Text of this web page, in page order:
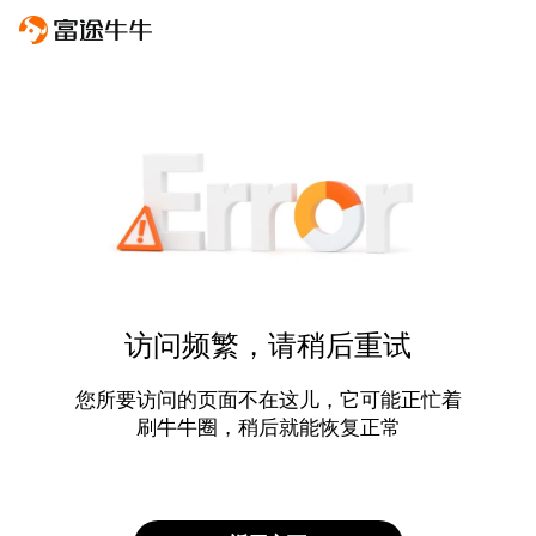
访问频繁，请稍后重试
您所要访问的页面不在这儿，它可能正忙着
刷牛牛圈，稍后就能恢复正常